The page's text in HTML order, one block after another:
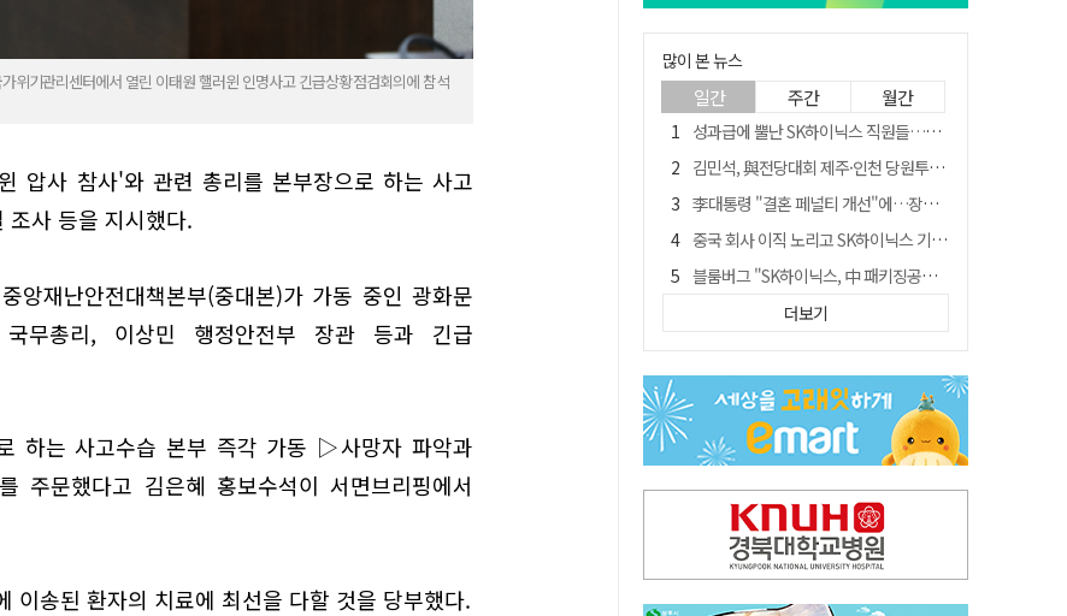
위기관리센터에서 열린 이태원 핼러윈 인명사고 긴급상황점검회의에 참석
압사 참사'와 관련 총리를 본부장으로 하는 사고
조사 등을 지시했다.
앙재난안전대책본부(중대본)가 가동 중인 광화문
국무총리, 이상민 행정안전부 장관 등과 긴급
하는 사고수습 본부 즉각 가동 ▷사망자 파악과
주문했다고 김은혜 홍보수석이 서면브리핑에서
이송된 환자의 치료에 최선을 다할 것을 당부했다.
많이 본 뉴스
일간 주간 월간
성과급에 뿔난 SK하이닉스 직원들…3500명 모여 '새 노조' 만든다
김민석, 與전당대회 제주·인천 당원투표서 승리…누적 득표는 '초박빙'
李대통령 "결혼 페널티 개선"에…장동혁 "그 페널티 만든 게 이 정권"
중국 회사 이직 노리고 SK하이닉스 기밀 빼돌려…결국 실형
블룸버그 "SK하이닉스, 中 패키징공장 지분매각 등 검토"
트럼프 만난 손현보 목사…"현재 자유대한민국 여러 면에서 어려움"
경북 칠곡시니어클럽 커피앤솝 사업단…자개소품 만들기 문화체험 운영
"아버지 외출한 사이"…흉기로 40대母 살해한 고교 자퇴생, 구속 기로에
서울 면목동서 60대 남성 2명 흉기에 숨져…지인 관계로 추정
더보기